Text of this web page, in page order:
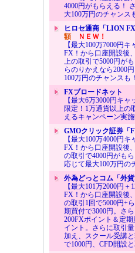
4000円がもらえる！
大100万円のチャンス
ヒロセ通商「LION FX
額ＮＥＷ！
【最大100万7000円
FX！から口座開設後
上の取引で5000円が
らのりかえなら2000
100万円のチャンスも！
FXブロードネット
【最大6万3000円キ
限定！1万通貨以上の
えるキャンペーン実施
GMOクリック証券「
【最大100万4000円
FX！から口座開設後
の取引で4000円がも
応じて最大100万円の
外為どっとコム「外貨
【最大101万2000円
FX！から口座開設後
の取引1回で5000円+
期買付で3000円。さ
200FXポイント＆定
イント。さらに取引
加え、スクール受講
で1000円、CFD開設